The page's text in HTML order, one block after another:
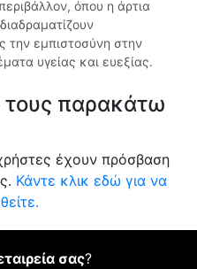
όπου η άρτια
την εμπιστοσύνη στην
υγείας και ευεξίας.
τους παρακάτω
έχουν πρόσβαση
Κάντε κλικ εδώ για να
σας?